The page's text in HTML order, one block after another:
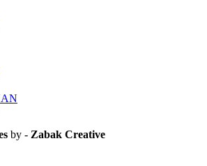
by - Zabak Creative